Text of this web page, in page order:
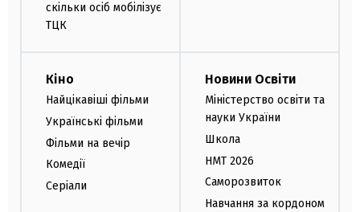
скільки осіб мобілізує
ТЦК
Кіно
Найцікавіші фільми
Українські фільми
Фільми на вечір
Комедії
Серіали
Новини Освіти
Міністерство освіти та
науки України
Школа
НМТ 2026
Саморозвиток
Навчання за кордоном